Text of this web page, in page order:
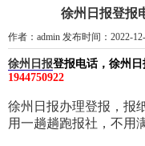
徐州日报登报
作者：admin 发布时间：2022-
徐州日报登报电话，徐州
1944750922
徐州日报办理登报，报
用一趟趟跑报社，不用